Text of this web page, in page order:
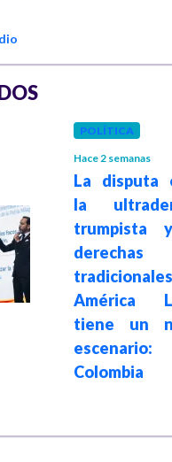
POLÍTICA
Hace 2 semanas
La disputa
la
trumpista
derechas
América
tiene un
escenario:
Colombia